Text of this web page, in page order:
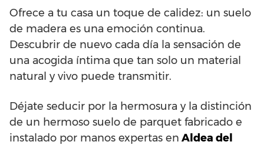
Ofrece a tu casa un toque de calidez: un suelo
de madera es una emoción continua.
Descubrir de nuevo cada día la sensación de
una acogida íntima que tan solo un material
natural y vivo puede transmitir.
Déjate seducir por la hermosura y la distinción
de un hermoso suelo de parquet fabricado e
instalado por manos expertas en Aldea del